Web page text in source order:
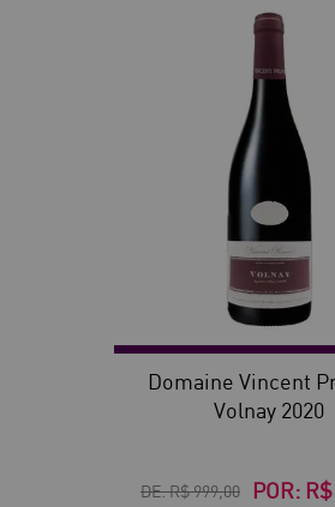
Domaine Vincent
Volnay 2020
DE:R$ 999,00 POR: